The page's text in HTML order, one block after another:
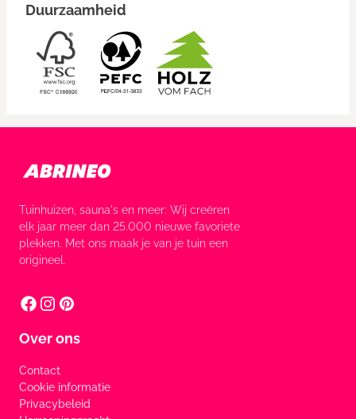
Duurzaamheid
Tuinhuizen, sauna's en meer: Wij creëren
elk jaar meer dan 25.000 nieuwe favoriete
plekken. Met ons maak je van je tuin een
origineel.
Over ons
Contact
Cookie informatie
Privacybeleid